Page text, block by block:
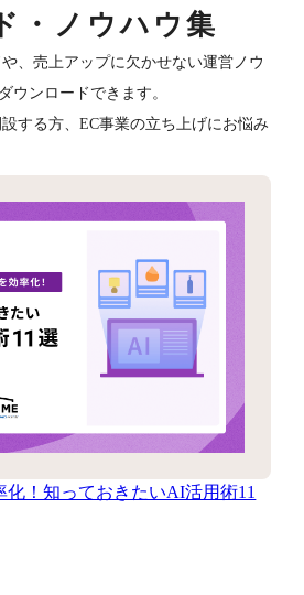
・ノウハウ集
、売上アップに欠かせない運営ノウ
ウンロードできます。
する方、EC事業の立ち上げにお悩み
化！知っておきたいAI活用術11